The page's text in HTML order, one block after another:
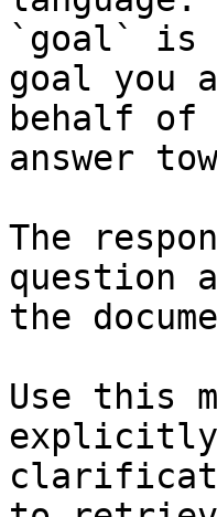
`goal` is
goal you
behalf
answer
The
question
the
Use this
explicitly